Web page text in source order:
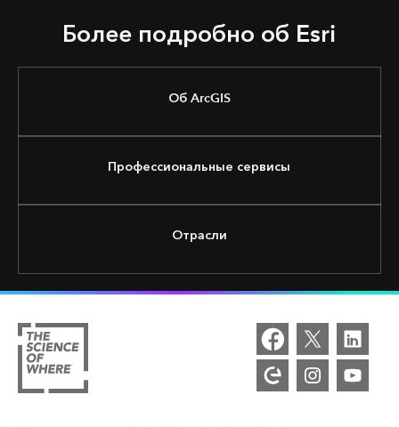
Более подробно об Esri
Об ArcGIS
Профессиональные сервисы
Отрасли